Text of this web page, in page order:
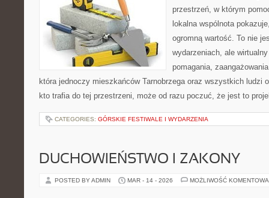
przestrzeń, w którym
lokalna wspólnota
ogromną wartość. To nie
wydarzeniach, ale
pomagania,
która jednoczy mieszkańców Tarnobrzega oraz wszystkich ludzi
kto trafia do tej przestrzeni, może od razu poczuć, że jest to
CATEGORIES: GÓRSKIE FESTIWALE I WYDARZENIA
DUCHOWIEŃSTWO I ZAKONY
POSTED BY ADMIN MAR - 14 - 2026 MOŻLIWOŚĆ